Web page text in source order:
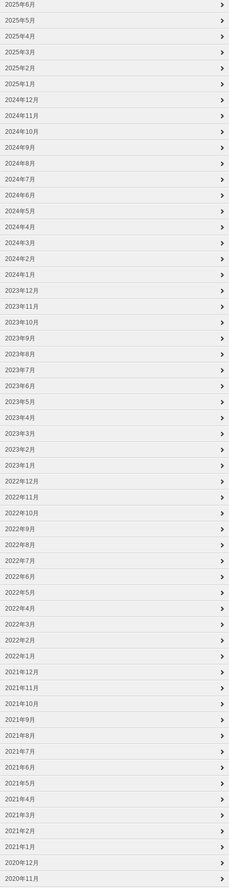
2025年6月
2025年5月
2025年4月
2025年3月
2025年2月
2025年1月
2024年12月
2024年11月
2024年10月
2024年9月
2024年8月
2024年7月
2024年6月
2024年5月
2024年4月
2024年3月
2024年2月
2024年1月
2023年12月
2023年11月
2023年10月
2023年9月
2023年8月
2023年7月
2023年6月
2023年5月
2023年4月
2023年3月
2023年2月
2023年1月
2022年12月
2022年11月
2022年10月
2022年9月
2022年8月
2022年7月
2022年6月
2022年5月
2022年4月
2022年3月
2022年2月
2022年1月
2021年12月
2021年11月
2021年10月
2021年9月
2021年8月
2021年7月
2021年6月
2021年5月
2021年4月
2021年3月
2021年2月
2021年1月
2020年12月
2020年11月